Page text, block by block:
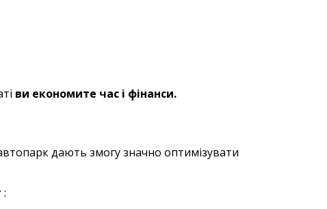
ви економите час і фінанси.
дають змогу значно оптимізувати
: